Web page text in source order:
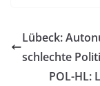
Lübeck:
schlechte
POL-HL: